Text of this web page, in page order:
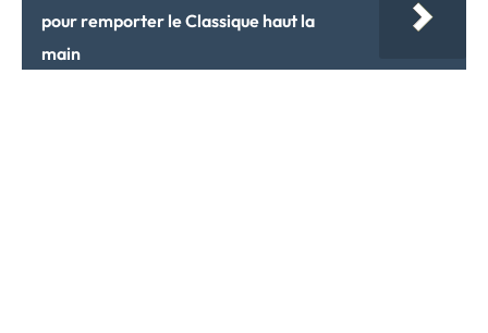
pour remporter le Classique haut la
main